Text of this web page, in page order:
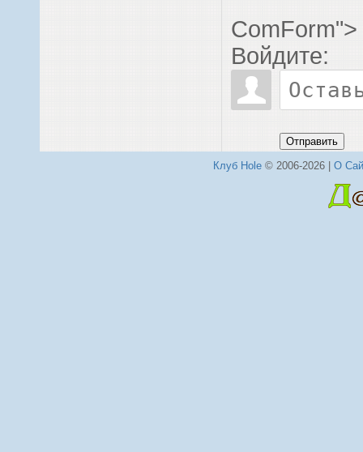
ComForm">
Войдите:
Отправить
Клуб Hole© 2006-2026 | О